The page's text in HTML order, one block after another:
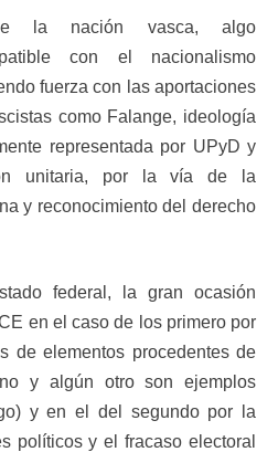
la nación vasca, algo
con el nacionalismo
fuerza con las aportaciones
como Falange, ideología
representada por UPyD y
unitaria, por la vía de la
y reconocimiento del derecho
federal, la gran ocasión
en el caso de los primero por
de elementos procedentes de
y algún otro son ejemplos
y en el del segundo por la
políticos y el fracaso electoral